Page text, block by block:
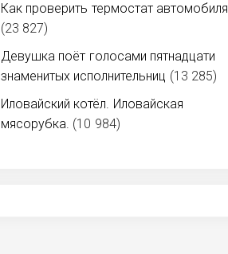
Как проверить термостат автомобиля
(23 827)
Девушка поёт голосами пятнадцати
знаменитых исполнительниц (13 285)
Иловайский котёл. Иловайская
мясорубка. (10 984)